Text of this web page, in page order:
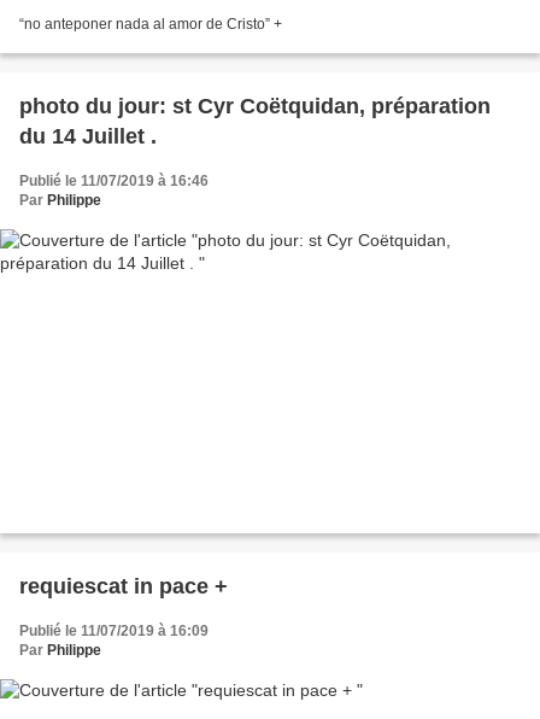
“no anteponer nada al amor de Cristo” +
photo du jour: st Cyr Coëtquidan, préparation
du 14 Juillet .
Publié le 11/07/2019 à 16:46
Par Philippe
requiescat in pace +
Publié le 11/07/2019 à 16:09
Par Philippe